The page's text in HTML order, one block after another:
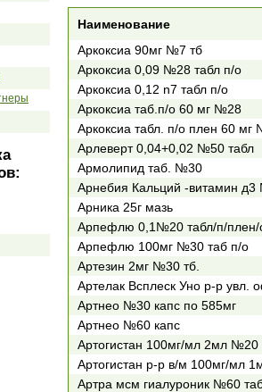
Наименование
Аркоксиа 90мг №7 тб
Аркоксиа 0,09 №28 табл п/о
Аркоксиа 0,12 n7 табл п/о
Аркоксиа таб.п/о 60 мг №28
Аркоксиа табл. п/о плен 60 мг
Арлеверт 0,04+0,02 №50 табл
Армолипид таб. №30
Арнебия Кальций -витамин
Арника 25г мазь
Арпефлю 0,1№20 табл/п/плен/
Арпефлю 100мг №30 таб п/о
Артезин 2мг №30 тб.
Артелак Всплеск Уно р-р
Артнео №30 капс по 585мг
Артнео №60 капс
Артогистан 100мг/мл 2мл
Артогистан р-р в/м 100мг/мл
Артра мсм гиалуроник №60